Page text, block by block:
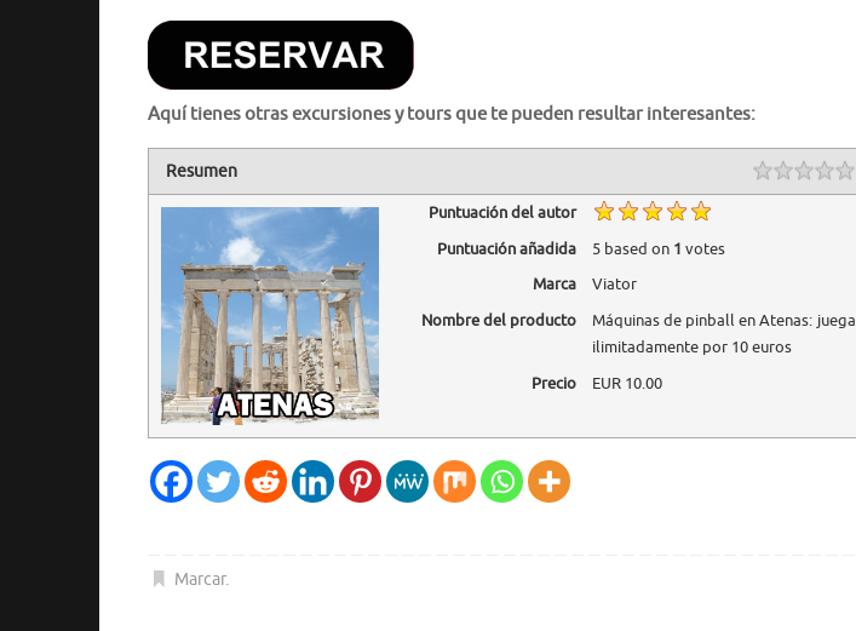
Aquí tienes otras excursiones y tours que te pueden resultar interesantes:
Resumen
Puntuación del autor
Puntuación añadida
5based on 1 votes
Marca
Viator
Nombre del producto
Máquinas de pinball en Atenas: juega
ilimitadamente por 10 euros
Precio
EUR10.00
Marcar.